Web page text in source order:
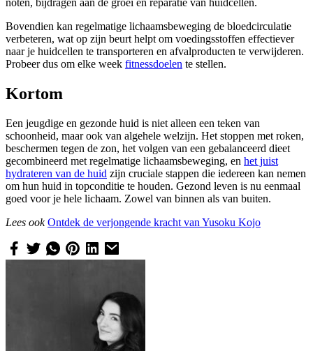
noten, bijdragen aan de groei en reparatie van huidcellen.
Bovendien kan regelmatige lichaamsbeweging de bloedcirculatie
verbeteren, wat op zijn beurt helpt om voedingsstoffen effectiever
naar je huidcellen te transporteren en afvalproducten te verwijderen.
Probeer dus om elke week fitnessdoelen te stellen.
Kortom
Een jeugdige en gezonde huid is niet alleen een teken van
schoonheid, maar ook van algehele welzijn. Het stoppen met roken,
beschermen tegen de zon, het volgen van een gebalanceerd dieet
gecombineerd met regelmatige lichaamsbeweging, en het juist
hydrateren van de huid zijn cruciale stappen die iedereen kan nemen
om hun huid in topconditie te houden. Gezond leven is nu eenmaal
goed voor je hele lichaam. Zowel van binnen als van buiten.
Lees ookOntdek de verjongende kracht van Yusoku Kojo